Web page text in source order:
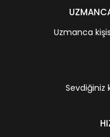
Uzmanca
Sevdiğiniz